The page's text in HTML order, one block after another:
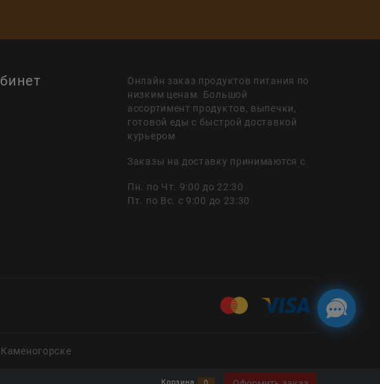
Онлайн заказ продуктов питания по
низким ценам. Большой
ассортимент продуктов, выпечки,
готовой еды с быстрой доставкой
курьером
Заказы на доставку принимаются с
Пн. по Чт. 9:00 до 22:30
Пт. по Вс. с 9:00 до 23:30